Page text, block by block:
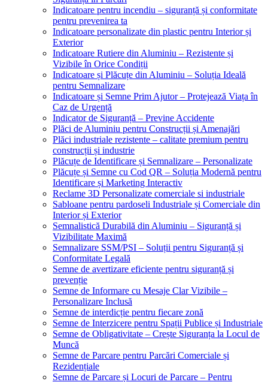
Indicatoare pentru incendiu – siguranță și conformitate
pentru prevenirea ta
Indicatoare personalizate din plastic pentru Interior și
Exterior
Indicatoare Rutiere din Aluminiu – Rezistente și
Vizibile în Orice Condiții
Indicatoare și Plăcuțe din Aluminiu – Soluția Ideală
pentru Semnalizare
Indicatoare și Semne Prim Ajutor – Protejează Viața în
Caz de Urgență
Indicator de Siguranță – Previne Accidente
Plăci de Aluminiu pentru Construcții și Amenajări
Plăci industriale rezistente – calitate premium pentru
construcții și industrie
Plăcuțe de Identificare și Semnalizare – Personalizate
Plăcuțe și Semne cu Cod QR – Soluția Modernă pentru
Identificare și Marketing Interactiv
Reclame 3D Personalizate comerciale si industriale
Sabloane pentru pardoseli Industriale și Comerciale din
Interior și Exterior
Semnalistică Durabilă din Aluminiu – Siguranță și
Vizibilitate Maximă
Semnalizare SSM/PSI – Soluții pentru Siguranță și
Conformitate Legală
Semne de avertizare eficiente pentru siguranță și
prevenție
Semne de Informare cu Mesaje Clar Vizibile –
Personalizare Inclusă
Semne de interdicție pentru fiecare zonă
Semne de Interzicere pentru Spații Publice și Industriale
Semne de Obligativitate – Crește Siguranța la Locul de
Muncă
Semne de Parcare pentru Parcări Comerciale și
Rezidențiale
Semne de Parcare și Locuri de Parcare – Pentru